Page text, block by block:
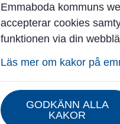
barnomsorg Kulturskola
Emmaboda kommuns
accepterar cookies
funktionen via din
Läs mer om kakor på
GODKÄNN ALLA
KAKOR